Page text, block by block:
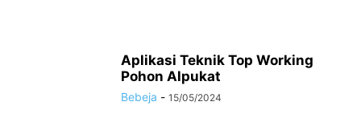
Aplikasi Teknik Top Working
Pohon Alpukat
Bebeja - 15/05/2024